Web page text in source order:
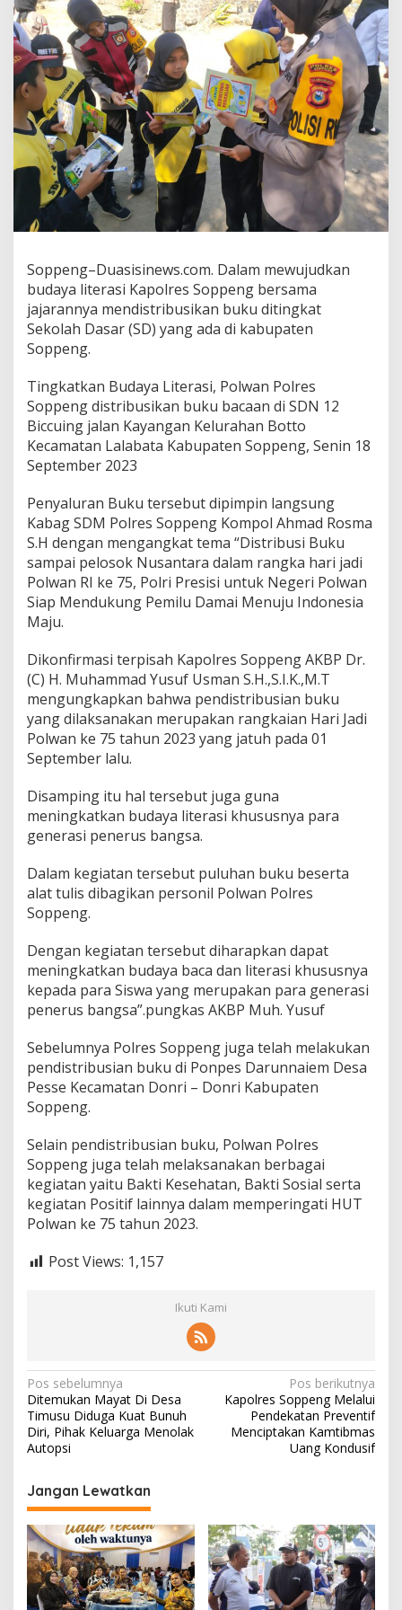
Soppeng–Duasisinews.com. Dalam mewujudkan
budaya literasi Kapolres Soppeng bersama
jajarannya mendistribusikan buku ditingkat
Sekolah Dasar (SD) yang ada di kabupaten
Soppeng.
Tingkatkan Budaya Literasi, Polwan Polres
Soppeng distribusikan buku bacaan di SDN 12
Biccuing jalan Kayangan Kelurahan Botto
Kecamatan Lalabata Kabupaten Soppeng, Senin 18
September 2023
Penyaluran Buku tersebut dipimpin langsung
Kabag SDM Polres Soppeng Kompol Ahmad Rosma
S.H dengan mengangkat tema “Distribusi Buku
sampai pelosok Nusantara dalam rangka hari jadi
Polwan RI ke 75, Polri Presisi untuk Negeri Polwan
Siap Mendukung Pemilu Damai Menuju Indonesia
Maju.
Dikonfirmasi terpisah Kapolres Soppeng AKBP Dr.
(C) H. Muhammad Yusuf Usman S.H.,S.I.K.,M.T
mengungkapkan bahwa pendistribusian buku
yang dilaksanakan merupakan rangkaian Hari Jadi
Polwan ke 75 tahun 2023 yang jatuh pada 01
September lalu.
Disamping itu hal tersebut juga guna
meningkatkan budaya literasi khususnya para
generasi penerus bangsa.
Dalam kegiatan tersebut puluhan buku beserta
alat tulis dibagikan personil Polwan Polres
Soppeng.
Dengan kegiatan tersebut diharapkan dapat
meningkatkan budaya baca dan literasi khususnya
kepada para Siswa yang merupakan para generasi
penerus bangsa”.pungkas AKBP Muh. Yusuf
Sebelumnya Polres Soppeng juga telah melakukan
pendistribusian buku di Ponpes Darunnaiem Desa
Pesse Kecamatan Donri – Donri Kabupaten
Soppeng.
Selain pendistribusian buku, Polwan Polres
Soppeng juga telah melaksanakan berbagai
kegiatan yaitu Bakti Kesehatan, Bakti Sosial serta
kegiatan Positif lainnya dalam memperingati HUT
Polwan ke 75 tahun 2023.
Post Views: 1,157
Ikuti Kami
Navigasi
pos
Pos sebelumnya
Ditemukan Mayat Di Desa
Timusu Diduga Kuat Bunuh
Diri, Pihak Keluarga Menolak
Autopsi
Pos berikutnya
Kapolres Soppeng Melalui
Pendekatan Preventif
Menciptakan Kamtibmas
Uang Kondusif
Jangan Lewatkan